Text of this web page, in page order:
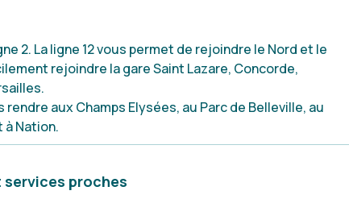
2. La ligne 12 vous permet de rejoindre le Nord et le
rejoindre la gare Saint Lazare, Concorde,
aux Champs Elysées, au Parc de Belleville, au
à Nation.
proches